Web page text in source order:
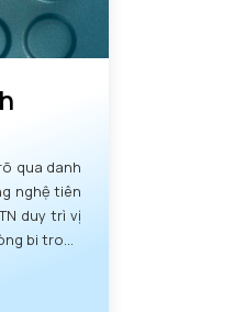
qua danh
nghệ tiên
duy trì vị
bi trong